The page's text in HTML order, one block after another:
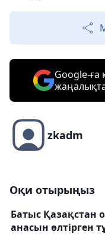
Google-ға
zkadm
Оқи отырыңыз
Батыс Қазақстан
анасын өлтірген